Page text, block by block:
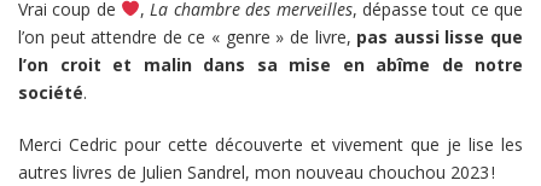
Vrai coup de ,La chambre des merveilles, dépasse tout ce que
l’on peut attendre de ce « genre » de livre, pas aussi lisse que
l’on croit et malin dans sa mise en abîme de notre
société.
Merci Cedric pour cette découverte et vivement que je lise les
autres livres de Julien Sandrel, mon nouveau chouchou 2023 !